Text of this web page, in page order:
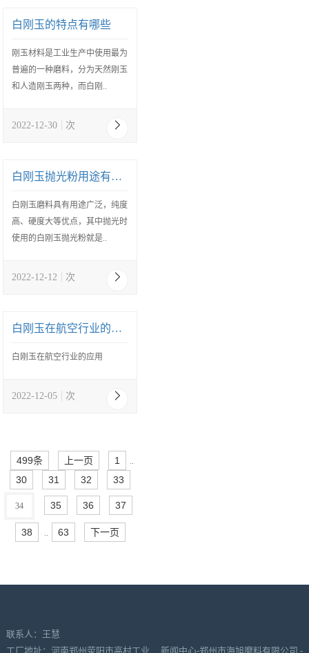
白刚玉的特点有哪些
刚玉材料是工业生产中使用最为
普遍的一种磨料，分为天然刚玉
和人造刚玉两种，而白刚..
2022-12-30 次
白刚玉抛光粉用途有哪些
白刚玉磨料具有用途广泛，纯度
高、硬度大等优点，其中抛光时
使用的白刚玉抛光粉就是..
2022-12-12 次
白刚玉在航空行业的应用
白刚玉在航空行业的应用
2022-12-05 次
499条 上一页 1 ..
30 31 32 33
34 35 36 37
38 .. 63 下一页
联系人：王慧
工厂地址：河南郑州荥阳市高村工业
新闻中心-郑州市海旭磨料有限公司 -